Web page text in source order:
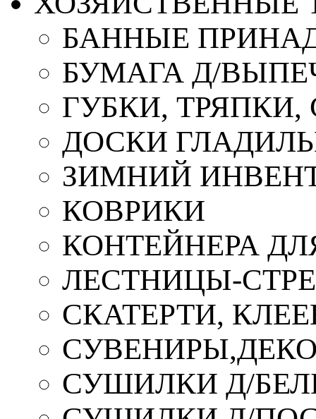
БАННЫЕ
БУМАГА Д/
ГУБКИ,
ДОСКИ
ЗИМНИЙ
КОВРИКИ
КОНТЕЙНЕРА
ЛЕСТНИЦЫ-
СКАТЕРТИ,
СУШИЛКИ Д/